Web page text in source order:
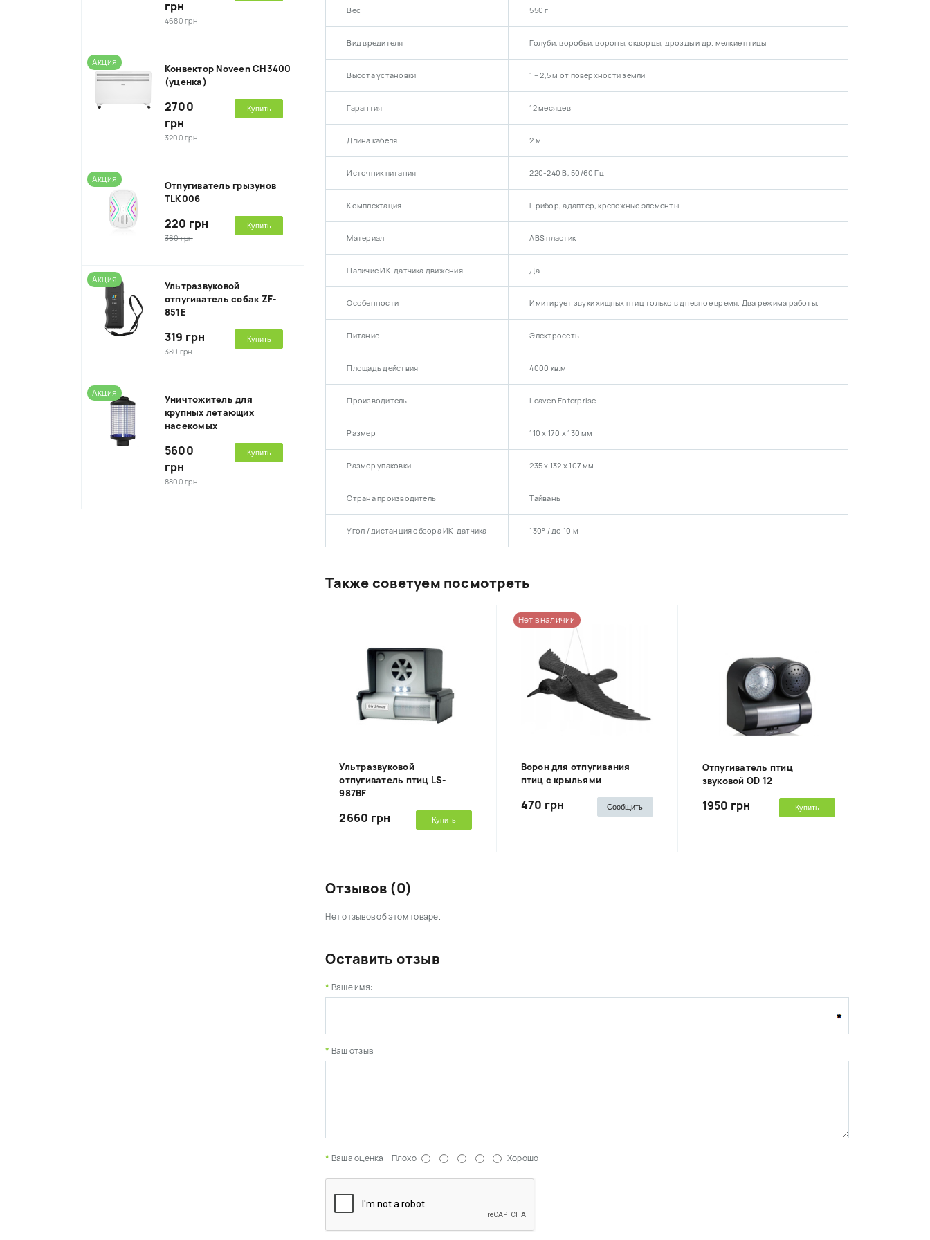
грн
4680 грн
Акция
Конвектор Noveen CH3400
(уценка)
2700
грн
3200 грн
Купить
Акция
Отпугиватель грызунов
TLK006
220 грн
360 грн
Купить
Акция
Ультразвуковой
отпугиватель собак ZF-
851E
319 грн
380 грн
Купить
Акция
Уничтожитель для
крупных летающих
насекомых
5600
грн
8800 грн
Купить
так чтобы блок питания был защищен от влаги.
Вес 550 г
Вид вредителя Голуби, воробьи, вороны, скворцы, дрозды и др. мелкие птицы
Высота установки 1 – 2,5 м от поверхности земли
Гарантия 12 месяцев
Длина кабеля 2 м
Источник питания 220-240 В, 50/60 Гц
Комплектация Прибор, адаптер, крепежные элементы
Материал ABS пластик
Наличие ИК-датчика движения Да
Особенности Имитирует звуки хищных птиц только в дневное время. Два режима работы.
Питание Электросеть
Площадь действия 4000 кв.м
Производитель Leaven Enterprise
Размер 110 х 170 х 130 мм
Размер упаковки 235 х 132 х 107 мм
Страна производитель Тайвань
Угол / дистанция обзора ИК-датчика 130° / до 10 м
Также советуем посмотреть
Ультразвуковой
отпугиватель птиц LS-
987BF
2660 грн Купить
Нет в наличии
Ворон для отпугивания
птиц с крыльями
470 грн Сообщить
Отпугиватель птиц
звуковой OD 12
1950 грн Купить
Отзывов (0)
Нет отзывов об этом товаре.
Оставить отзыв
Ваше имя:
Ваш отзыв
Ваша оценка Плохо Хорошо